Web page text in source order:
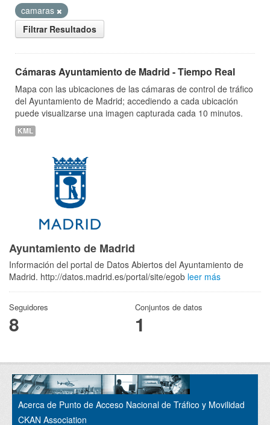
camaras
Filtrar Resultados
Cámaras Ayuntamiento de Madrid - Tiempo Real
Mapa con las ubicaciones de las cámaras de control de tráfico
del Ayuntamiento de Madrid; accediendo a cada ubicación
puede visualizarse una imagen capturada cada 10 minutos.
KML
Ayuntamiento de Madrid
Información del portal de Datos Abiertos del Ayuntamiento de
Madrid. http://datos.madrid.es/portal/site/egob leer más
Seguidores
8
Conjuntos de datos
1
Acerca de Punto de Acceso Nacional de Tráfico y Movilidad
CKAN Association